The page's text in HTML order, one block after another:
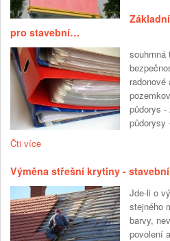
pro stavební…
souhrnná
půdorys -
půdorysy
Čti více
Výměna střešní krytiny -
Jde-li o
stejného
barvy,
povolení